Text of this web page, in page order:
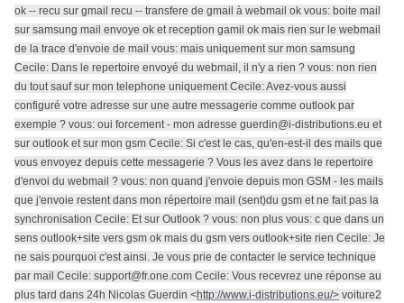
ok -- recu sur gmail recu -- transfere de gmail à webmail ok vous: boite mail
sur samsung mail envoye ok et reception gamil ok mais rien sur le webmail
de la trace d'envoie de mail vous: mais uniquement sur mon samsung
Cecile: Dans le repertoire envoyé du webmail, il n'y a rien ? vous: non rien
du tout sauf sur mon telephone uniquement Cecile: Avez-vous aussi
configuré votre adresse sur une autre messagerie comme outlook par
exemple ? vous: oui forcement - mon adresse guerdin@i-distributions.eu et
sur outlook et sur mon gsm Cecile: Si c'est le cas, qu'en-est-il des mails que
vous envoyez depuis cette messagerie ? Vous les avez dans le repertoire
d'envoi du webmail ? vous: non quand j'envoie depuis mon GSM - les mails
que j'envoie restent dans mon répertoire mail (sent)du gsm et ne fait pas la
synchronisation Cecile: Et sur Outlook ? vous: non plus vous: c que dans un
sens outlook+site vers gsm ok mais du gsm vers outlook+site rien Cecile: Je
ne sais pourquoi c'est ainsi. Je vous prie de contacter le service technique
par mail Cecile: support@fr.one.com Cecile: Vous recevrez une réponse au
plus tard dans 24h Nicolas Guerdin <http://www.i-distributions.eu/> voiture2